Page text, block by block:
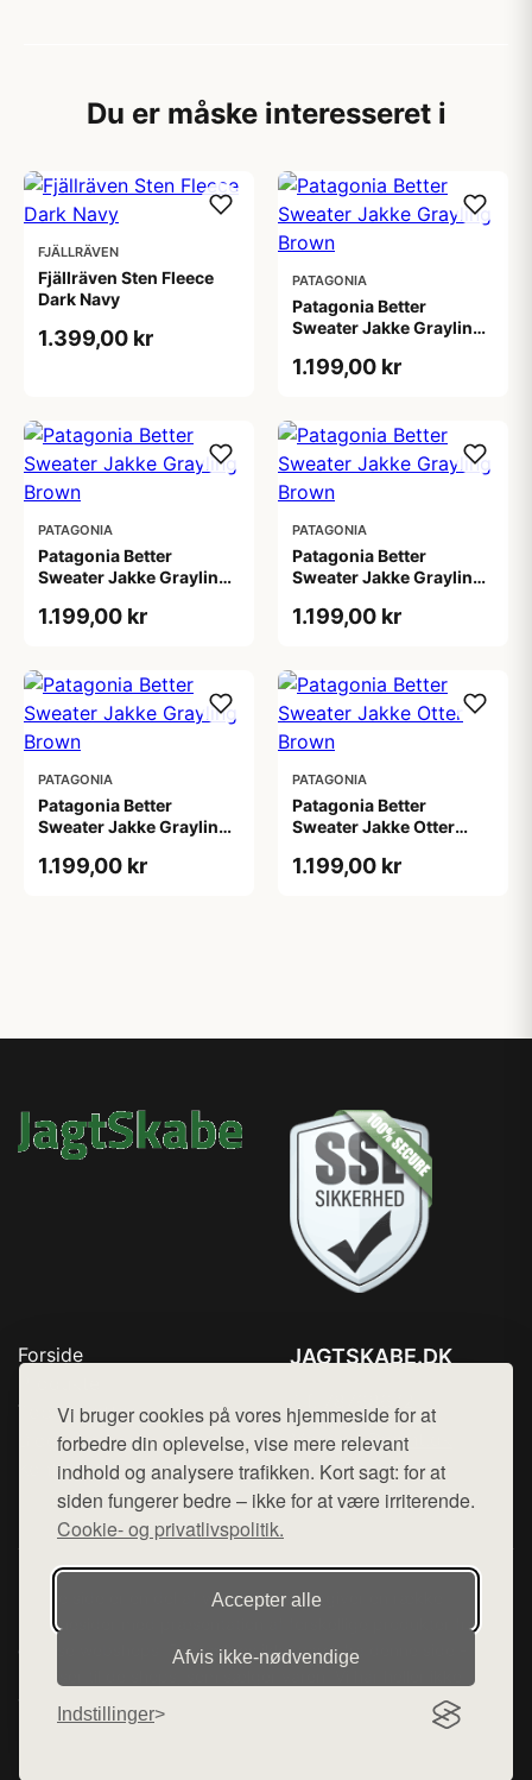
Vi bruger cookies på vores hjemmeside for at
forbedre din oplevelse, vise mere relevant
indhold og analysere trafikken. Kort sagt: for at
siden fungerer bedre – ikke for at være irriterende.
Cookie- og privatlivspolitik.
Accepter alle
Afvis ikke‑nødvendige
Indstillinger
Du er måske interesseret i
FJÄLLRÄVEN
Fjällräven Sten Fleece
Dark Navy
1.399,00 kr
PATAGONIA
Patagonia Better
Sweater Jakke Grayling
1.199,00 kr
PATAGONIA
Patagonia Better
Sweater Jakke Grayling
1.199,00 kr
PATAGONIA
Patagonia Better
Sweater Jakke Grayling
1.199,00 kr
PATAGONIA
Patagonia Better
Sweater Jakke Grayling
1.199,00 kr
PATAGONIA
Patagonia Better
Sweater Jakke Otter
1.199,00 kr
Forside
Top Rabatter
Blog
Kontakt
JAGTSKABE.DK
Mail: hej@want.dk
Cookie- og privatlivspolitik
Denne side er en del af want.dk, der udgiver en række
hjemmesider med præsentation af forskellige produkter fra
diverse webshops. Der sælges ikke varer fra denne side - vi
henviser til de shops, som sælger varen. Vi har heller ikke
varerne på lager.